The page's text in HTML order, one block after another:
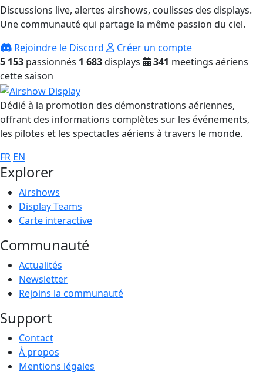
Discussions live, alertes airshows, coulisses des displays.
Une communauté qui partage la même passion du ciel.
Rejoindre le Discord
Créer un compte
5 153 passionnés 1 683displays 341 meetings aériens
cette saison
Dédié à la promotion des démonstrations aériennes,
offrant des informations complètes sur les événements,
les pilotes et les spectacles aériens à travers le monde.
FR EN
Explorer
Airshows
Display Teams
Carte interactive
Communauté
Actualités
Newsletter
Rejoins la communauté
Support
Contact
À propos
Mentions légales